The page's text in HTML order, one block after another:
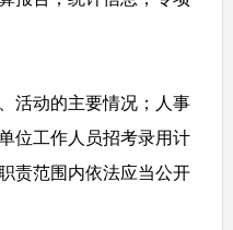
动的主要情况；人事
位工作人员招考录用计
责范围内依法应当公开